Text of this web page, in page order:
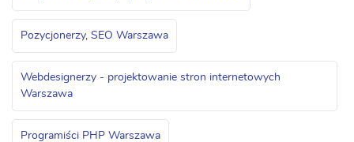
Pozycjonerzy, SEO Warszawa
Webdesignerzy - projektowanie stron internetowych
Warszawa
Programiści PHP Warszawa